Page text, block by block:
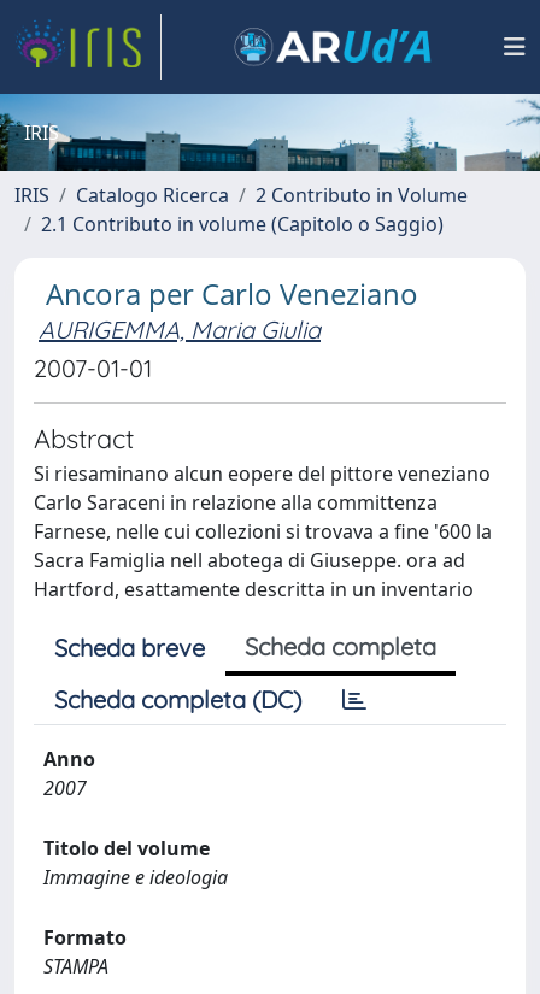
IRIS
IRIS Catalogo Ricerca
2 Contributo in Volume
2.1 Contributo in volume (Capitolo o Saggio)
Ancora per Carlo Veneziano
AURIGEMMA, Maria Giulia
2007-01-01
Abstract
Si riesaminano alcun eopere del pittore veneziano
Carlo Saraceni in relazione alla committenza
Farnese, nelle cui collezioni si trovava a fine '600 la
Sacra Famiglia nell abotega di Giuseppe. ora ad
Hartford, esattamente descritta in un inventario
Scheda breve
Scheda completa
Scheda completa (DC)
Anno
2007
Titolo del volume
Immagine e ideologia
Formato
STAMPA